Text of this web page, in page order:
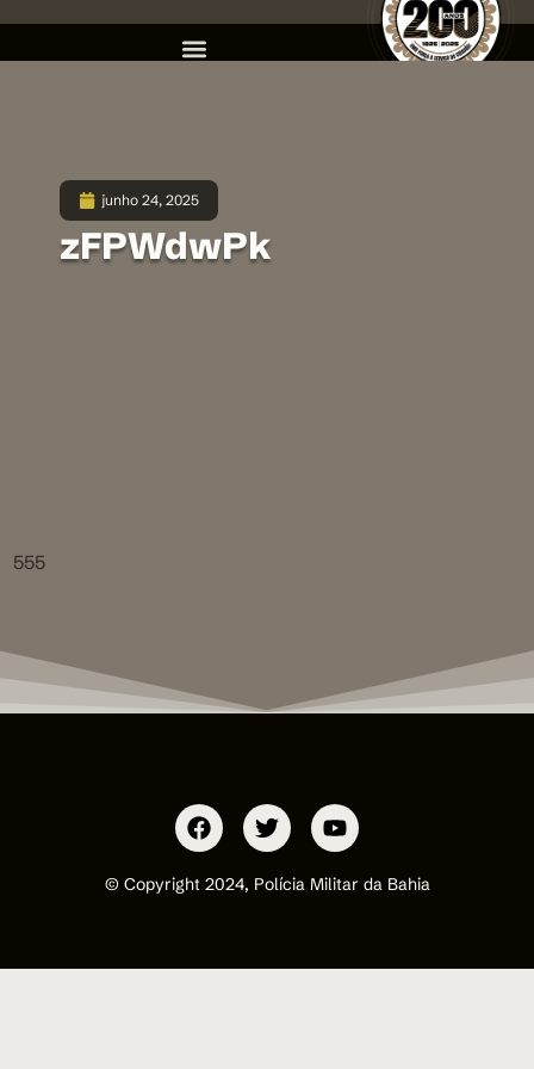
junho 24, 2025
zFPWdwPk
555
© Copyright 2024, Polícia Militar da Bahia